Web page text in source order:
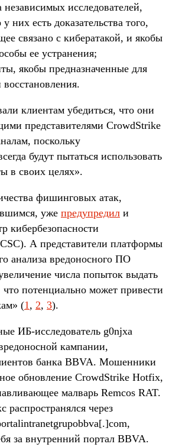
независимых исследователей,
них есть доказательства того,
связано с кибератакой, и якобы
ее устранения;
якобы предназначенные для
клиентам убедиться, что они
представителями CrowdStrike
поскольку
будут пытаться использовать
в своих целях».
фишинговых атак,
уже предупредил и
кибербезопасности
А представители платформы
анализа вредоносного ПО
числа попыток выдать
что потенциально может привести
(1 , 2, 3).
ИБ-исследователь g0njxa
кампании,
банка BBVA. Мошенники
обновление CrowdStrike Hotfix,
малварь Remcos RAT.
распространялся через
за внутренний портал BBVA.